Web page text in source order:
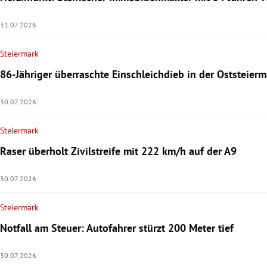
31.07.2026
Steiermark
86-Jähriger überraschte Einschleichdieb in der
30.07.2026
Steiermark
Raser überholt Zivilstreife mit 222 km/h auf der A9
30.07.2026
Steiermark
Notfall am Steuer: Autofahrer stürzt 200 Meter tief
30.07.2026